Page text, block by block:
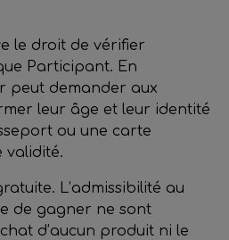
le droit de vérifier
Participant. En
peut demander aux
leur âge et leur identité
ou une carte
validité.
L’admissibilité au
de gagner ne sont
d’aucun produit ni le